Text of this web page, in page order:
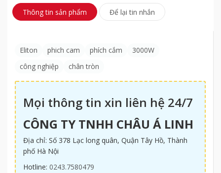
Thông tin sản phẩm Để lại tin nhắn
Eliton phich cam phích cắm
3000W
công nghiệp
chân tròn
Mọi thông tin xin liên hệ 24/7
CÔNG TY TNHH CHÂU Á LINH
Địa chỉ: Số 378 Lạc long quân, Quận Tây Hồ, Thành
phố Hà Nội
Hotline: 0243.7580479